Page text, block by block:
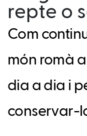
repte o
Com
món romà
dia a dia i
conservar-